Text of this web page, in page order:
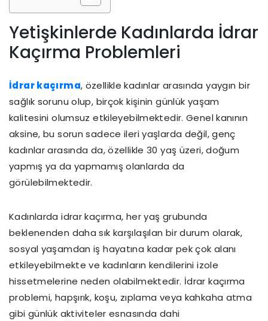
Yetişkinlerde Kadınlarda İdrar
Kaçırma Problemleri
İdrar kaçırma, özellikle kadınlar arasında yaygın bir
sağlık sorunu olup, birçok kişinin günlük yaşam
kalitesini olumsuz etkileyebilmektedir. Genel kanının
aksine, bu sorun sadece ileri yaşlarda değil, genç
kadınlar arasında da, özellikle 30 yaş üzeri, doğum
yapmış ya da yapmamış olanlarda da
görülebilmektedir.
Kadınlarda idrar kaçırma, her yaş grubunda
beklenenden daha sık karşılaşılan bir durum olarak,
sosyal yaşamdan iş hayatına kadar pek çok alanı
etkileyebilmekte ve kadınların kendilerini izole
hissetmelerine neden olabilmektedir. İdrar kaçırma
problemi, hapşırık, koşu, zıplama veya kahkaha atma
gibi günlük aktiviteler esnasında dahi